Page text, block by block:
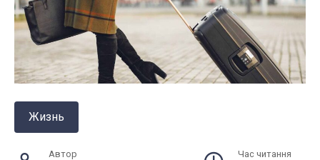
Жизнь
Автор Час читання